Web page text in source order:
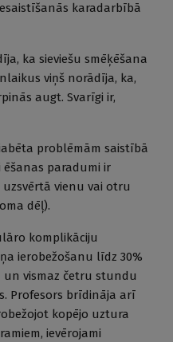
karadarbībā
ka sieviešu smēķēšana
viņš norādīja, ka,
augt. Svarīgi ir,
problēmām saistībā
paradumi ir
vienu vai otru
dēļ).
komplikāciju
ierobežošanu līdz 30%
un vismaz četru stundu
Profesors brīdināja arī
kopējo uztura
ievērojami